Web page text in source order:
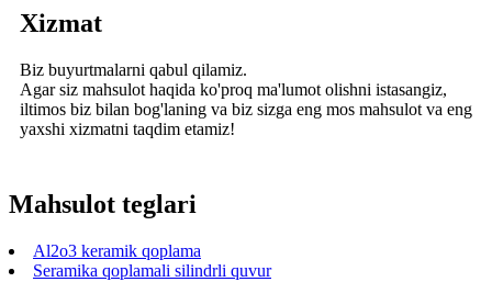
Xizmat
Biz buyurtmalarni qabul qilamiz.
Agar siz mahsulot haqida ko'proq ma'lumot olishni istasangiz,
iltimos biz bilan bog'laning va biz sizga eng mos mahsulot va eng
yaxshi xizmatni taqdim etamiz!
Mahsulot teglari
Al2o3 keramik qoplama
Seramika qoplamali silindrli quvur